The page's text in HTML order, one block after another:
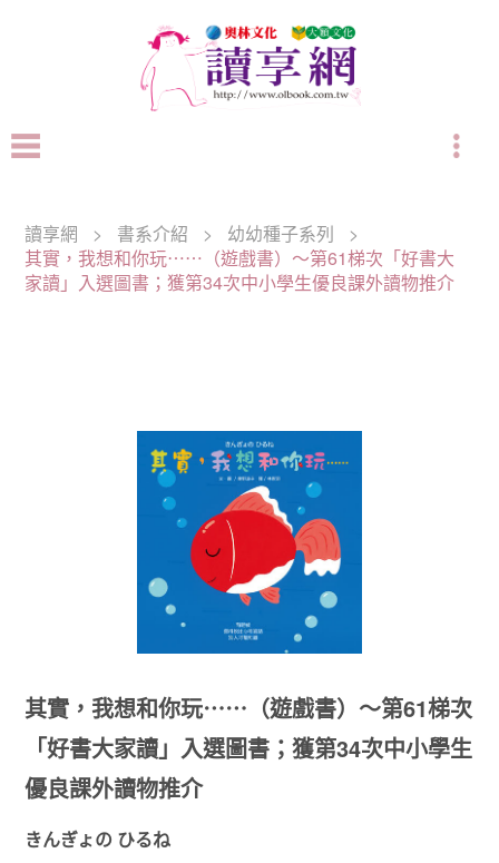
讀享網 > 書系介紹 > 幼幼種子系列
>
其實，我想和你玩⋯⋯（遊戲書）～第61梯次「好書大
家讀」入選圖書；獲第34次中小學生優良課外讀物推介
其實，我想和你玩⋯⋯（遊戲書）～第61梯次
「好書大家讀」入選圖書；獲第34次中小學生
優良課外讀物推介
きんぎょの ひるね